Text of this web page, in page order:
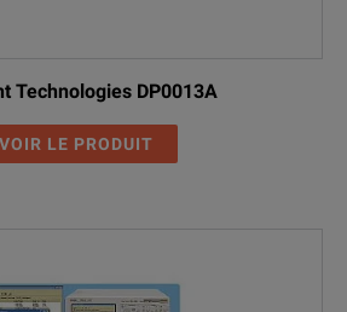
Technologies DP0013A
VOIR LE PRODUIT